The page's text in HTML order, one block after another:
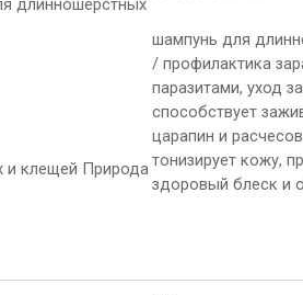
шампунь для
/ профилактика
паразитами, уход
способствует
царапин и
тонизирует кожу,
здоровый блеск и